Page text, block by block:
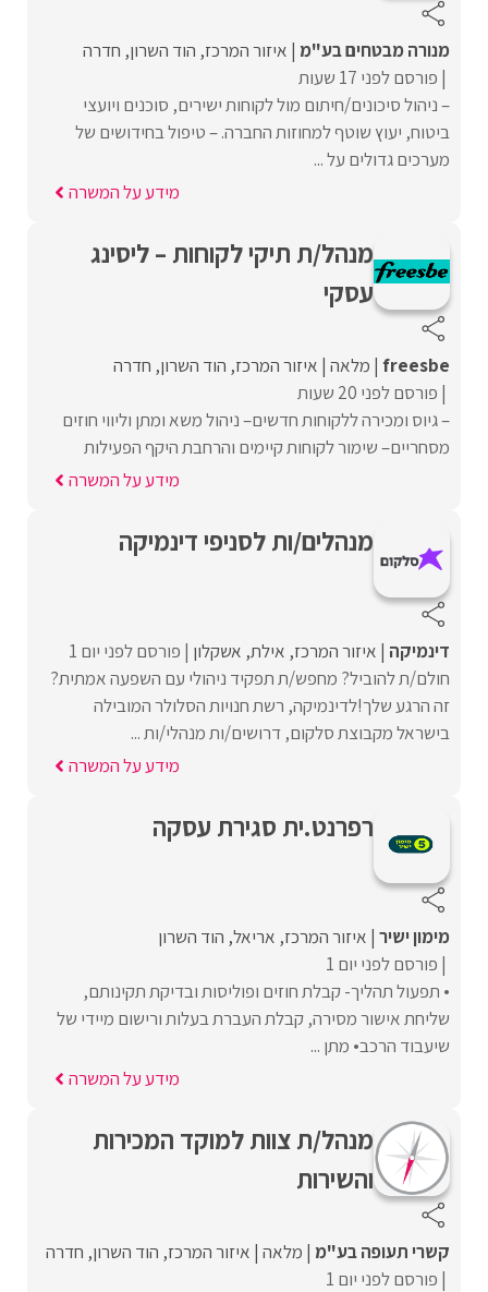
מנורה מבטחים בע"מ איזור המרכז הוד השרון חדרה
פורסם לפני 17 שעות
– ניהול סיכונים/חיתום מול לקוחות ישירים, סוכנים ויועצי
ביטוח, יעוץ שוטף למחוזות החברה. – טיפול בחידושים של
מערכים גדולים על ...
מידע על המשרה
מנהל/ת תיקי לקוחות – ליסינג
עסקי
freesbe מלאה איזור המרכז הוד השרון חדרה
פורסם לפני 20 שעות
– גיוס ומכירה ללקוחות חדשים– ניהול משא ומתן וליווי חוזים
מסחריים– שימור לקוחות קיימים והרחבת היקף הפעילות
מידע על המשרה
מנהלים/ות לסניפי דינמיקה
דינמיקה איזור המרכז אילת אשקלון פורסם לפני יום 1
חולם/ת להוביל? מחפש/ת תפקיד ניהולי עם השפעה אמתית?
זה הרגע שלך!לדינמיקה, רשת חנויות הסלולר המובילה
בישראל מקבוצת סלקום, דרושים/ות מנהלי/ות ...
מידע על המשרה
רפרנט.ית סגירת עסקה
מימון ישיר איזור המרכז אריאל הוד השרון
פורסם לפני יום 1
• תפעול תהליך- קבלת חוזים ופוליסות ובדיקת תקינותם,
שליחת אישור מסירה, קבלת העברת בעלות ורישום מיידי של
שיעבוד הרכב• מתן ...
מידע על המשרה
מנהל/ת צוות למוקד המכירות
והשירות
קשרי תעופה בע"מ מלאה איזור המרכז הוד השרון חדרה
פורסם לפני יום 1